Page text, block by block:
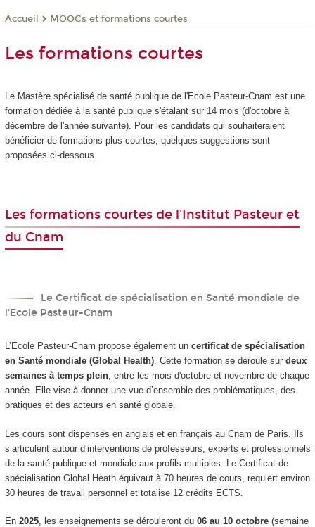
Accueil MOOCs et formations courtes
Les formations courtes
Le Mastère spécialisé de santé publique de l'Ecole Pasteur-Cnam est une
formation dédiée à la santé publique s'étalant sur 14 mois (d'octobre à
décembre de l'année suivante). Pour les candidats qui souhaiteraient
bénéficier de formations plus courtes, quelques suggestions sont
proposées ci-dessous.
Les formations courtes de l'Institut Pasteur et
du Cnam
Le Certificat de spécialisation en Santé mondiale de
l'Ecole Pasteur-Cnam
L’Ecole Pasteur-Cnam propose également un certificat de spécialisation
en Santé mondiale (Global Health). Cette formation se déroule sur deux
semaines à temps plein, entre les mois d'octobre et novembre de chaque
année. Elle vise à donner une vue d’ensemble des problématiques, des
pratiques et des acteurs en santé globale.
Les cours sont dispensés en anglais et en français au Cnam de Paris. Ils
s’articulent autour d’interventions de professeurs, experts et professionnels
de la santé publique et mondiale aux profils multiples. Le Certificat de
spécialisation Global Heath équivaut à 70 heures de cours, requiert environ
30 heures de travail personnel et totalise 12 crédits ECTS.
En 2025, les enseignements se dérouleront du 06 au 10 octobre(semaine